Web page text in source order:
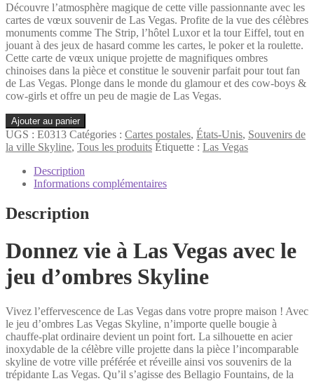
initial
était :
7,90 €.
actuel
est :
6,90 €.
Découvre l’atmosphère magique de cette ville passionnante avec les
cartes de vœux souvenir de Las Vegas. Profite de la vue des célèbres
monuments comme The Strip, l’hôtel Luxor et la tour Eiffel, tout en
jouant à des jeux de hasard comme les cartes, le poker et la roulette.
Cette carte de vœux unique projette de magnifiques ombres
chinoises dans la pièce et constitue le souvenir parfait pour tout fan
de Las Vegas. Plonge dans le monde du glamour et des cow-boys &
cow-girls et offre un peu de magie de Las Vegas.
quantité
de
Las
Bougie
avec
carte
vœux
Ajouter au panier
UGS : E0313 Catégories : Cartes postales, États-Unis, Souvenirs de
la ville Skyline, Tous les produits Étiquette : Las Vegas
Description
Informations complémentaires
Description
Donnez vie à Las Vegas avec le
jeu d’ombres Skyline
Vivez l’effervescence de Las Vegas dans votre propre maison ! Avec
le jeu d’ombres Las Vegas Skyline, n’importe quelle bougie à
chauffe-plat ordinaire devient un point fort. La silhouette en acier
inoxydable de la célèbre ville projette dans la pièce l’incomparable
skyline de votre ville préférée et réveille ainsi vos souvenirs de la
trépidante Las Vegas. Qu’il s’agisse des Bellagio Fountains, de la